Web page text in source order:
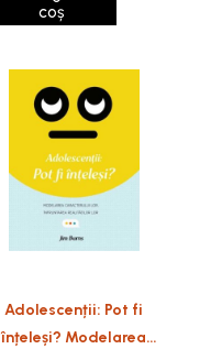
coș
Adolescenții: Pot fi
înțeleși? Modelarea